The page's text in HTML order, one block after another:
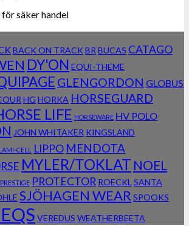
säker handel
BACK ON TRACK BR BUCAS CATAGO
DY'ON EQUI-THEME
GLENGORDON GLOBUS
HG HORKA HORSEGUARD
LIFE HORSEWARE HV POLO
JOHN WHITAKER KINGSLAND
CELL LIPPO MENDOTA
MYLER/TOKLAT NOEL
PRESTIGE PROTECTOR ROECKL SANTA
SJÖHAGEN WEAR SPOOKS
VEREDUS WEATHERBEETA